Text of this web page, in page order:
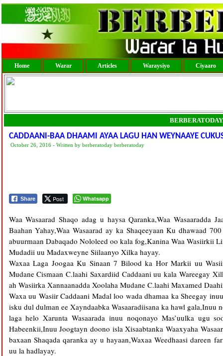
Home Warar Articles Waraysiyo Ciyaaro
CADDAANI-BAA DHAAMI AYAA LAGU HAN WEYNAAYE
October 26, 2016 - Written by berberatoday berberatoday
Share Post Whatsapp
Waa Wasaarad Shaqo adag u haysa Qaranka,Waa Wasaaradda
Baahan Yahay,Waa Wasaarad ay ka Shaqeeyaan Ku dhawaad
abuurmaan Dabaqado Nololeed oo kala fog,Kanina Waa Wasiirkii
Mudadii uu Madaxweyne Siilaanyo Xilka hayay.
Waxaa Laga Joogaa Ku Sinaan 7 Bilood ka Hor Markii uu
Mudane Cismaan C.laahi Saxardiid Caddaani uu kala Wareegay
ah Wasiirka Xannaanadda Xoolaha Mudane C.laahi Maxamed
Waxa uu Wasiir Caddaani Madal loo wada dhamaa ka Sheegay
isku dul dulman ee Xayndaabka Wasaaradiisana ka hawl gala,Inuu
laga helo Xarunta Wasaarada inuu noqonayo Mas’uulka ugu
Habeenkii,Inuu Joogtayn doono isla Xisaabtanka Waaxyaha
baxaan Shaqada qaranka ay u hayaan,Waxaa Weedhaasi dareen
uu la hadlayay.